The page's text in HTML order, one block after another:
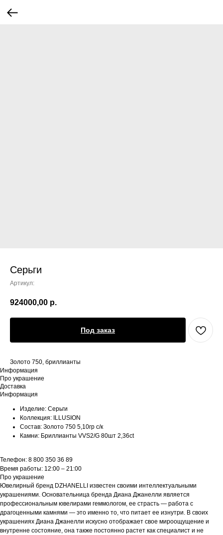
Серьги
Артикул:
924000,00 р.
Под заказ
Золото 750, бриллианты
Информация
Про украшение
Доставка
Информация
Изделие: Серьги
Коллекция: ILLUSION
Состав: Золото 750 5,10гр с/к
Камни: Бриллианты VVS2/G 80шт 2,36ct
Телефон: 8 800 350 36 89
Время работы: 12:00 – 21:00
Про украшение
Ювелирный бренд DZHANELLI известен своими интеллектуальными
украшениями. Основательница бренда Диана Джанелли является
профессиональным ювелирами геммологом, ее страсть — работа с
драгоценными камнями — это именно то, что питает ее изнутри. В своих
украшениях Диана Джанелли искусно отображает свое мироощущение и
внутренне состояние, она также постоянно растет как специалист и не